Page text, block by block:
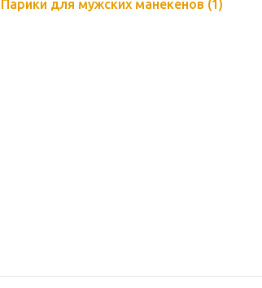
Парики для мужских манекенов (1)